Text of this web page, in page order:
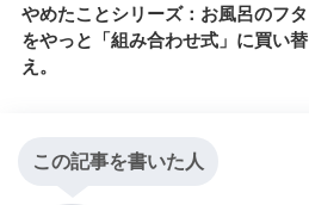
やめたことシリーズ：お風呂のフタ
をやっと「組み合わせ式」に買い替
え。
この記事を書いた人